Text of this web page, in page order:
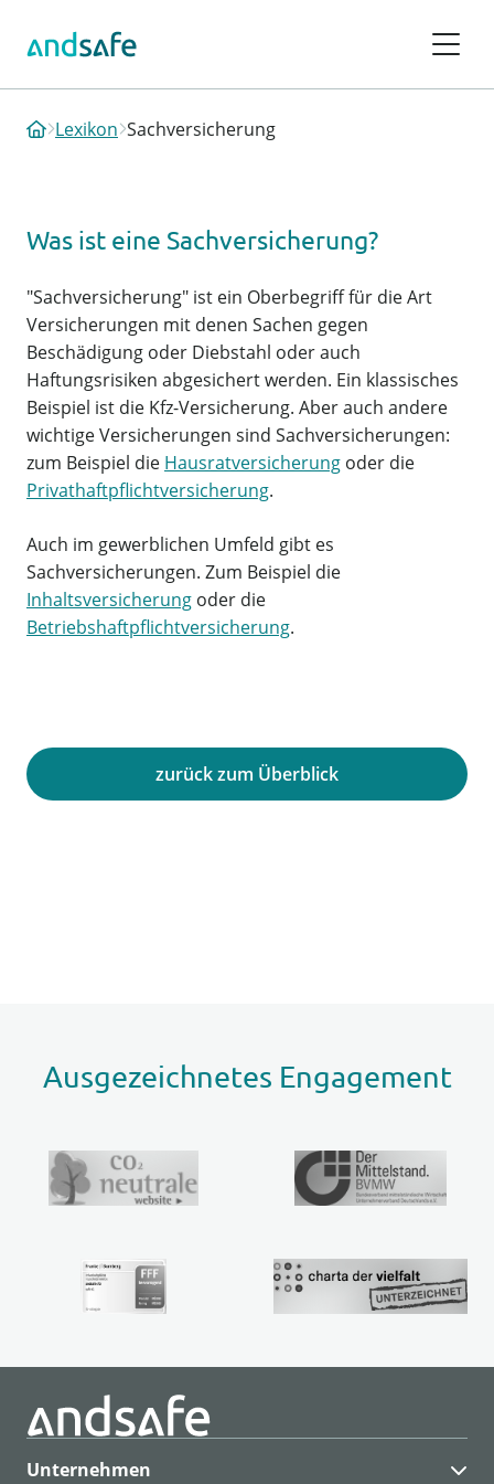
Lexikon Sachversicherung
Was ist eine Sachversicherung?
"Sachversicherung" ist ein Oberbegriff für die Art
Versicherungen mit denen Sachen gegen
Beschädigung oder Diebstahl oder auch
Haftungsrisiken abgesichert werden. Ein klassisches
Beispiel ist die Kfz-Versicherung. Aber auch andere
wichtige Versicherungen sind Sachversicherungen:
zum Beispiel die Hausratversicherung oder die
Privathaftpflichtversicherung.
Auch im gewerblichen Umfeld gibt es
Sachversicherungen. Zum Beispiel die
Inhaltsversicherung oder die
Betriebshaftpflichtversicherung.
zurück zum Überblick
Ausgezeichnetes Engagement
Unternehmen